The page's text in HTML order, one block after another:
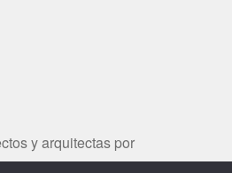
y arquitectas por